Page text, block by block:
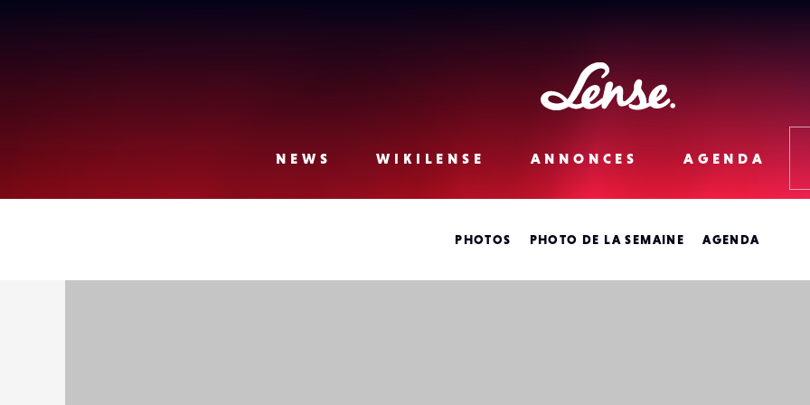
Lense
NEWS WIKILENSE ANNONCES AGENDA
PHOTOS PHOTO DE LA SEMAINE AGENDA